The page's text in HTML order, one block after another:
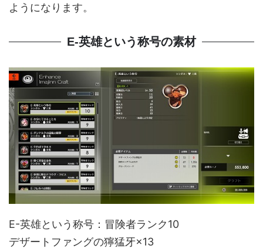
ようになります。
E-英雄という称号の素材
E-英雄という称号：冒険者ランク10
デザートファングの獰猛牙×13